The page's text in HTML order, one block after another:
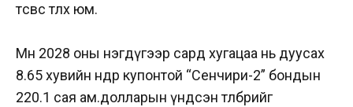
төсвөөс төлөх юм.
Мөн 2028 оны нэгдүгээр сард хугацаа нь дуусах
8.65 хувийн өндөр купонтой “Сенчири-2” бондын
220.1 сая ам.долларын үндсэн төлбөрийг